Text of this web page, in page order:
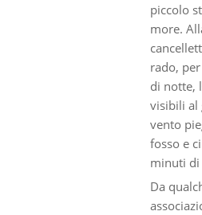
piccolo
more.
rado,
di notte,
visibili al
vento
fosso e
minuti di
Da